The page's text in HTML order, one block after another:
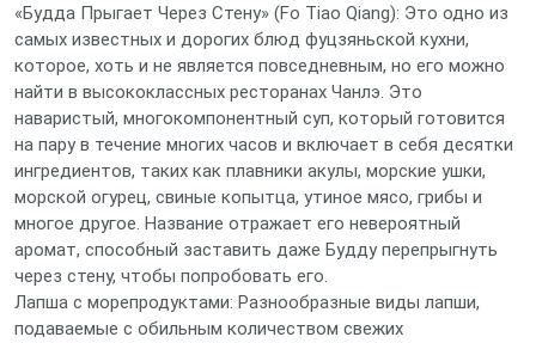
«Будда Прыгает Через Стену» (Fo Tiao Qiang): Это одно из
самых известных и дорогих блюд фуцзяньской кухни,
которое, хоть и не является повседневным, но его можно
найти в высококлассных ресторанах Чанлэ. Это
наваристый, многокомпонентный суп, который готовится
на пару в течение многих часов и включает в себя десятки
ингредиентов, таких как плавники акулы, морские ушки,
морской огурец, свиные копытца, утиное мясо, грибы и
многое другое. Название отражает его невероятный
аромат, способный заставить даже Будду перепрыгнуть
через стену, чтобы попробовать его.
Лапша с морепродуктами: Разнообразные виды лапши,
подаваемые с обильным количеством свежих